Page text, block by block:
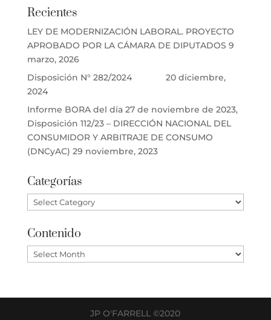
Recientes
LEY DE MODERNIZACIÓN LABORAL. PROYECTO
APROBADO POR LA CÁMARA DE DIPUTADOS 9
marzo, 2026
Disposición N° 282/2024
20 diciembre,
2024
Informe BORA del día 27 de noviembre de 2023,
Disposición 112/23 – DIRECCIÓN NACIONAL DEL
CONSUMIDOR Y ARBITRAJE DE CONSUMO
(DNCyAC) 29 noviembre, 2023
Categorías
Categorías
Contenido
Contenido
JP O'FARRELL ©2020